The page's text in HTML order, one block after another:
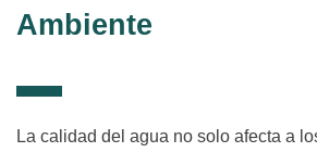
Ambiente
La calidad del agua no solo afecta a